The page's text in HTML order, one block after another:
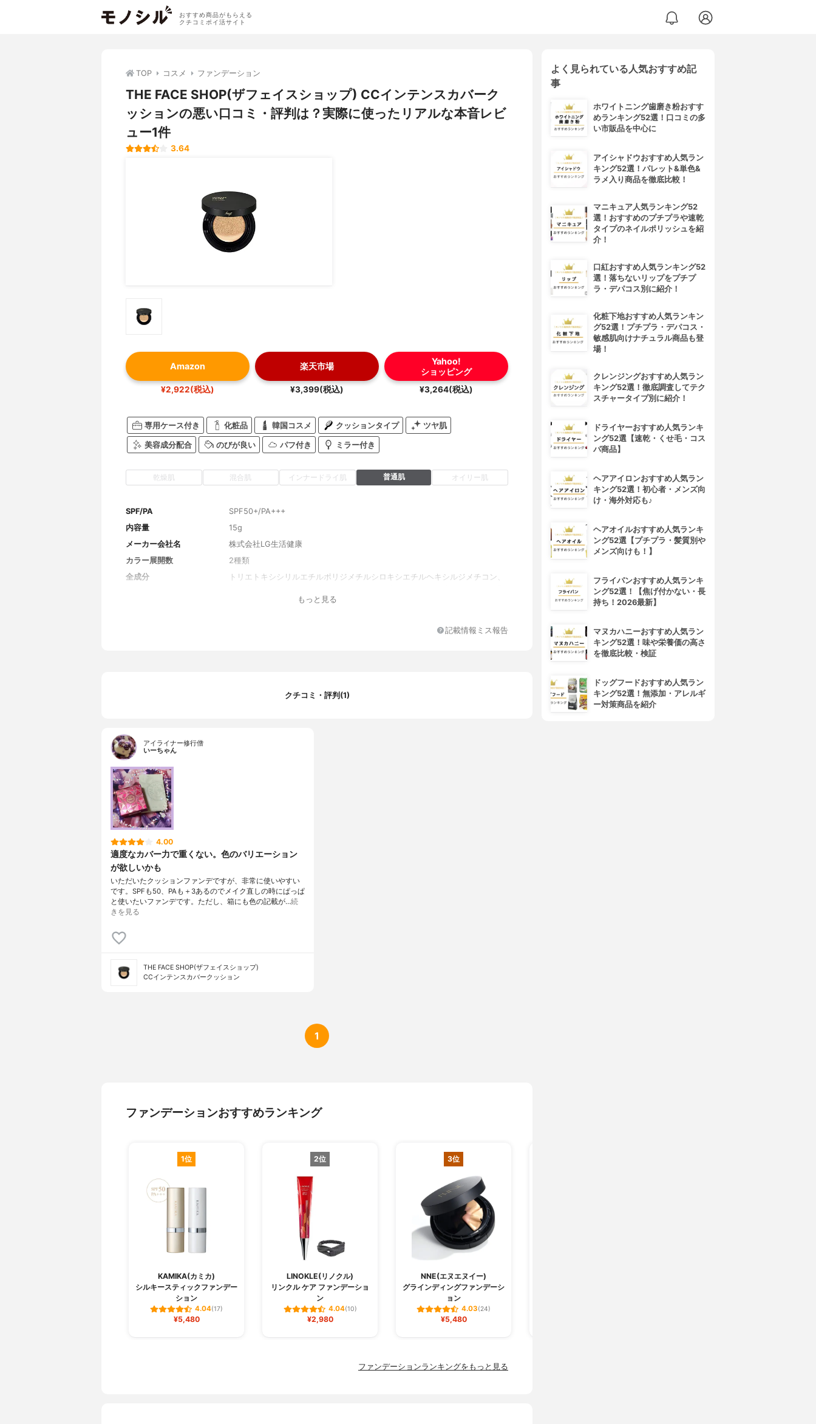
おすすめ商品がもらえる
クチコミポイ活サイト
TOP コスメ ファンデーション
THE FACE SHOP(ザフェイスショップ) CCインテンスカバーク
ッションの悪い口コミ・評判は？実際に使ったリアルな本音レビ
ュー1件
3.64
Amazon
¥2,922(税込)
楽天市場
¥3,399(税込)
Yahoo!
ショッピング
¥3,264(税込)
専用ケース付き 化粧品 韓国コスメ クッションタイプ ツヤ肌
美容成分配合 のびが良い パフ付き ミラー付き
乾燥肌 混合肌 インナードライ肌 普通肌 オイリー肌
SPF/PA
SPF50+/PA+++
内容量
15g
メーカー会社名
株式会社LG生活健康
カラー展開数
2種類
全成分
トリエトキシシリルエチルポリジメチルシロキシエチルヘキシルジメチコン、
ナトリウム、ジメチコン/ポリグリセリン-3クロスポリマー、パルミトイルグ
ブチルヒドロキシヒドロシンナメート、変性アルコール、セチルPEG / PPG-1
ン、ジステディモニウムヘクトライト、キサンタンガム、カレンデュラオフィ
ードオイル、ステアリン酸亜鉛、トコフェロール、シトラル、トロメタミン
もっと見る
記載情報ミス報告
クチコミ・評判(1)
アイライナー修行僧
いーちゃん
4.00
適度なカバー力で重くない。色のバリエーション
が欲しいかも
いただいたクッションファンデですが、非常に使いやすい
です。SPFも50、PAも＋3あるのでメイク直しの時にぱっぱ
と使いたいファンデです。ただし、箱にも色の記載が…続
きを見る
THE FACE SHOP(ザフェイスショップ)
CCインテンスカバークッション
1
ファンデーションおすすめランキング
1位
KAMIKA(カミカ)
シルキースティックファンデー
ション
4.04(17)
¥5,480
2位
LINOKLE(リノクル)
リンクル ケア ファンデーショ
ン
4.04(10)
¥2,980
3位
NNE(エヌエヌイー)
グラインディングファンデーシ
ョン
4.03(24)
¥5,480
ファンデーションランキングをもっと見る
よく見られている人気おすすめ記
事
ホワイトニング歯磨き粉おすす
めランキング52選！口コミの多
い市販品を中心に
アイシャドウおすすめ人気ラン
キング52選！パレット&単色&
ラメ入り商品を徹底比較！
マニキュア人気ランキング52
選！おすすめのプチプラや速乾
タイプのネイルポリッシュを紹
介！
口紅おすすめ人気ランキング52
選！落ちないリップをプチプ
ラ・デパコス別に紹介！
化粧下地おすすめ人気ランキン
グ52選！プチプラ・デパコス・
敏感肌向けナチュラル商品も登
場！
クレンジングおすすめ人気ラン
キング52選！徹底調査してテク
スチャータイプ別に紹介！
ドライヤーおすすめ人気ランキ
ング52選【速乾・くせ毛・コス
パ商品】
ヘアアイロンおすすめ人気ラン
キング52選！初心者・メンズ向
け・海外対応も♪
ヘアオイルおすすめ人気ランキ
ング52選【プチプラ・髪質別や
メンズ向けも！】
フライパンおすすめ人気ランキ
ング52選！【焦げ付かない・長
持ち！2026最新】
マヌカハニーおすすめ人気ラン
キング52選！味や栄養価の高さ
を徹底比較・検証
ドッグフードおすすめ人気ラン
キング52選！無添加・アレルギ
ー対策商品を紹介